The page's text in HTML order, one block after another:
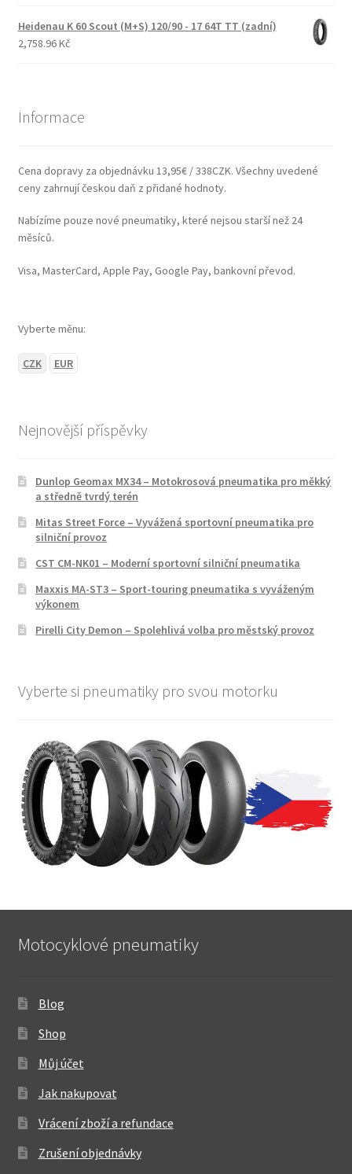
Heidenau K 60 Scout (M+S) 120/90 - 17 64T TT (zadní)
2,758.96 Kč
Informace
Cena dopravy za objednávku 13,95€ / 338CZK. Všechny uvedené
ceny zahrnují českou daň z přidané hodnoty.
Nabízíme pouze nové pneumatiky, které nejsou starší než 24
měsíců.
Visa, MasterCard, Apple Pay, Google Pay, bankovní převod.
Vyberte měnu:
CZK EUR
Nejnovější příspěvky
Dunlop Geomax MX34 – Motokrosová pneumatika pro měkký
a středně tvrdý terén
Mitas Street Force – Vyvážená sportovní pneumatika pro
silniční provoz
CST CM-NK01 – Moderní sportovní silniční pneumatika
Maxxis MA-ST3 – Sport-touring pneumatika s vyváženým
výkonem
Pirelli City Demon – Spolehlivá volba pro městský provoz
Vyberte si pneumatiky pro svou motorku
Motocyklové pneumatiky
Blog
Shop
Můj účet
Jak nakupovat
Vrácení zboží a refundace
Zrušení objednávky